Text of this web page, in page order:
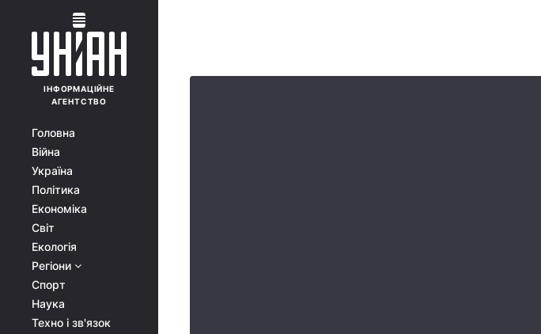
ІНФОРМАЦІЙНЕ
АГЕНТСТВО
Головна
Війна
Україна
Політика
Економіка
Світ
Екологія
Регіони
Спорт
Наука
Техно і зв'язок